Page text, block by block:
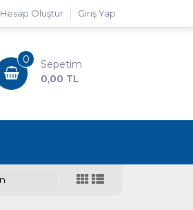
Giriş Yap
Hesap Oluştur
0
Sepetim
0,00 TL